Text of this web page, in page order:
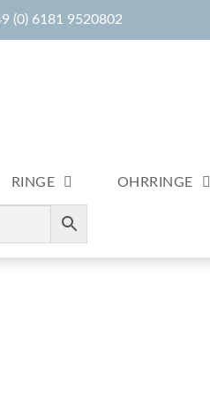
(0) 6181 9520802
RINGE OHRRINGE